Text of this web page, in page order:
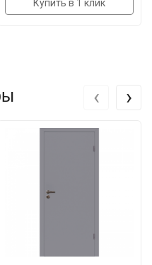
Купить в 1 клик
‹ ›